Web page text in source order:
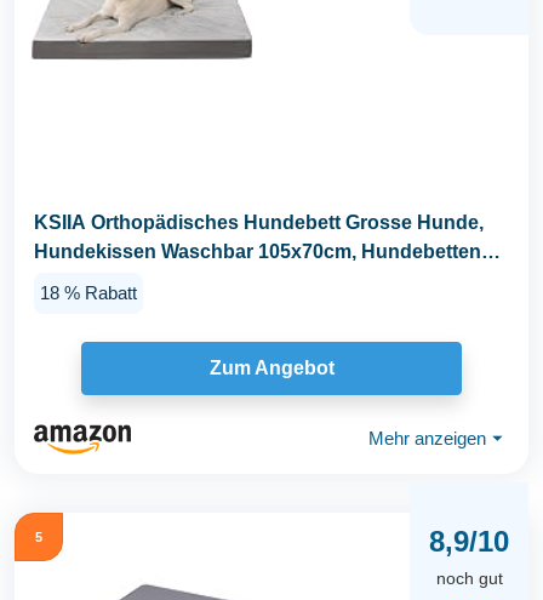
KSIIA Orthopädisches Hundebett Grosse Hunde,
Hundekissen Waschbar 105x70cm, Hundebetten
18 % Rabatt
Zum Angebot
Mehr anzeigen ⏷
5 8,9/10
noch gut